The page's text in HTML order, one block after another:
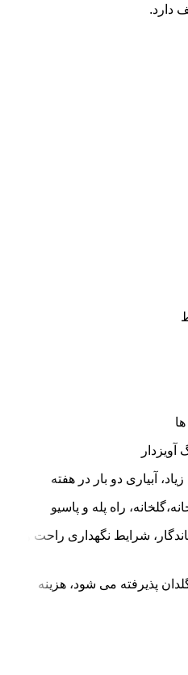
دارد.
آبیاری دو بار در هفته
راه پله و پاسیو
شرایط نگهداری راحت و
پذیرفته می شود، هزینه